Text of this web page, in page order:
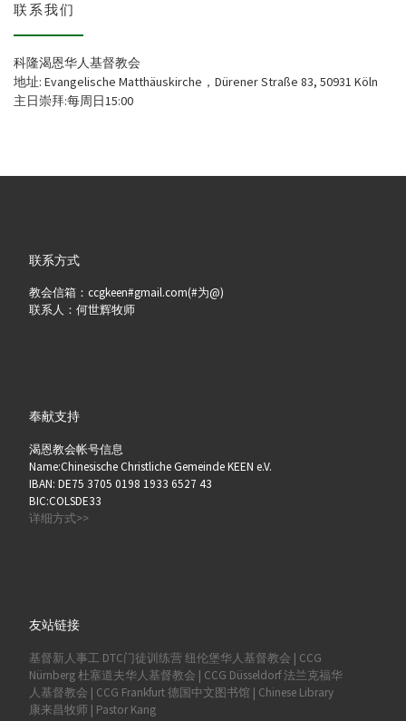
联系我们
科隆渴恩华人基督教会
地址: Evangelische Matthäuskirche，Dürener Straße 83, 50931 Köln
主日崇拜:每周日15:00
联系方式
教会信箱：ccgkeen#gmail.com(#为@)
联系人：何世辉牧师
奉献支持
渴恩教会帐号信息
Name:Chinesische Christliche Gemeinde KEEN e.V.
IBAN: DE75 3705 0198 1933 6527 43
BIC:COLSDE33
详细方式>>
友站链接
基督新人事工 DTC门徒训练营 纽伦堡华人基督教会 | CCG
Nürnberg 杜塞道夫华人基督教会 | CCG Düsseldorf 法兰克福华
人基督教会 | CCG Frankfurt 德国中文图书馆 | Chinese Library
康来昌牧师 | Pastor Kang